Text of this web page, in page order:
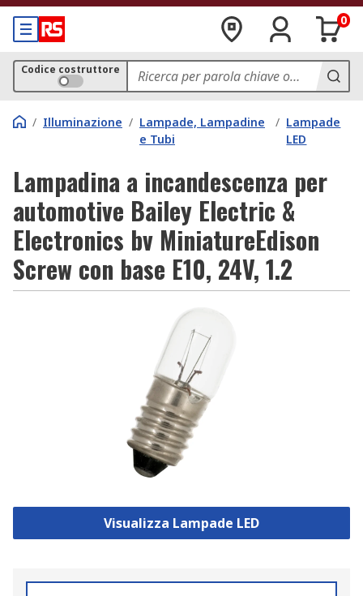
0
Codice costruttore
/ Illuminazione / Lampade, Lampadine
e Tubi
/ Lampade
LED
Lampadina a incandescenza per
automotive Bailey Electric &
Electronics bv MiniatureEdison
Screw con base E10, 24V, 1.2
Visualizza Lampade LED